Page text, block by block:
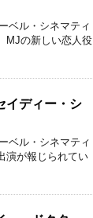
ベル・シネマティ
MJの新しい恋人役
イディー・シ
ベル・シネマティ
演が報じられてい